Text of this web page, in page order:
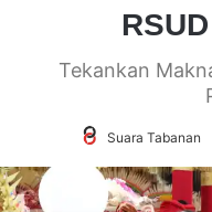
Tekankan
Suara Tabanan